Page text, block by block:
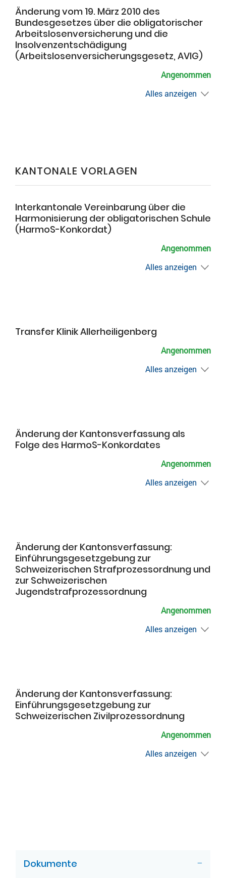
Änderung vom 19. März 2010 des
Bundesgesetzes über die obligatorischer
Arbeitslosenversicherung und die
Insolvenzentschädigung
(Arbeitslosenversicherungsgesetz, AVIG)
Angenommen
Alles anzeigen
KANTONALE VORLAGEN
Interkantonale Vereinbarung über die
Harmonisierung der obligatorischen Schule
(HarmoS-Konkordat)
Angenommen
Alles anzeigen
Transfer Klinik Allerheiligenberg
Angenommen
Alles anzeigen
Änderung der Kantonsverfassung als
Folge des HarmoS-Konkordates
Angenommen
Alles anzeigen
Änderung der Kantonsverfassung:
Einführungsgesetzgebung zur
Schweizerischen Strafprozessordnung und
zur Schweizerischen
Jugendstrafprozessordnung
Angenommen
Alles anzeigen
Änderung der Kantonsverfassung:
Einführungsgesetzgebung zur
Schweizerischen Zivilprozessordnung
Angenommen
Alles anzeigen
Dokumente